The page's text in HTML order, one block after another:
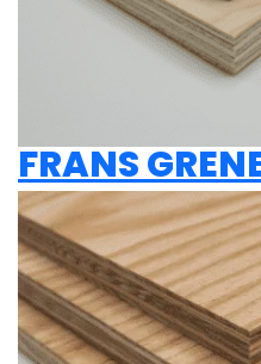
FRANS